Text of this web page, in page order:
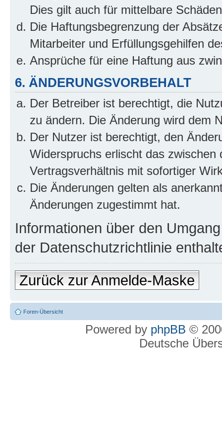
Dies gilt auch für mittelbare
Die Haftungsbegrenzung der
Mitarbeiter und Erfüllungsgehilfen
Ansprüche für eine Haftung aus
6. ÄNDERUNGSVORBEHALT
Der Betreiber ist berechtigt, die
zu ändern. Die Änderung wird dem
Der Nutzer ist berechtigt, den
Widerspruchs erlischt das
Vertragsverhältnis mit sofortiger
Die Änderungen gelten als
Änderungen zugestimmt hat.
Informationen über den
der Datenschutzrichtlinie
Zurück zur Anmelde-Maske
Foren-Übersicht
Powered by phpBB ©
Deutsche